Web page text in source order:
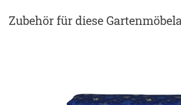
Zubehörfür diese